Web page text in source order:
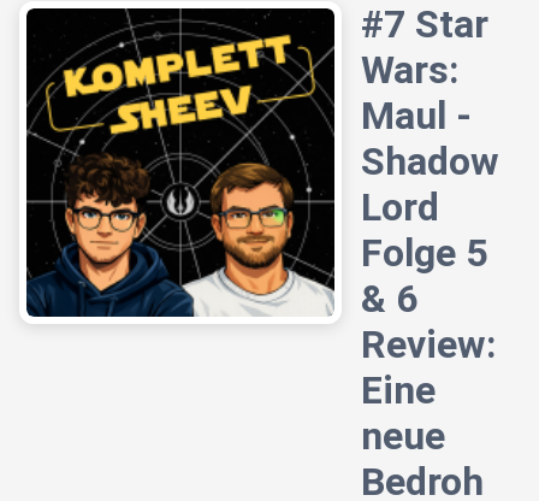
#7 Star
Wars:
Maul -
Shadow
Lord
Folge 5
& 6
Review:
Eine
neue
Bedroh